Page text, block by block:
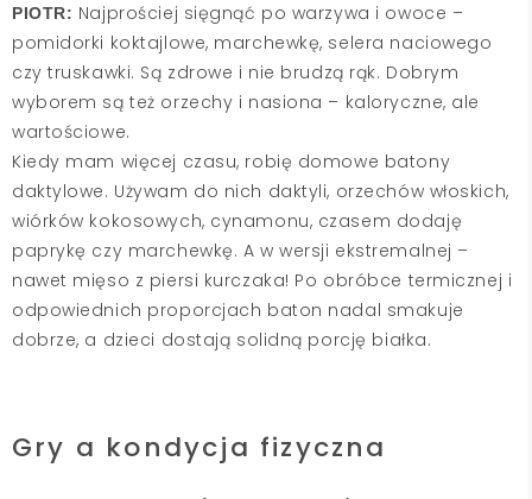
PIOTR: Najprościej sięgnąć po warzywa i owoce –
pomidorki koktajlowe, marchewkę, selera naciowego
czy truskawki. Są zdrowe i nie brudzą rąk. Dobrym
wyborem są też orzechy i nasiona – kaloryczne, ale
wartościowe.
Kiedy mam więcej czasu, robię domowe batony
daktylowe. Używam do nich daktyli, orzechów włoskich,
wiórków kokosowych, cynamonu, czasem dodaję
paprykę czy marchewkę. A w wersji ekstremalnej –
nawet mięso z piersi kurczaka! Po obróbce termicznej i
odpowiednich proporcjach baton nadal smakuje
dobrze, a dzieci dostają solidną porcję białka.
Gry a kondycja fizyczna